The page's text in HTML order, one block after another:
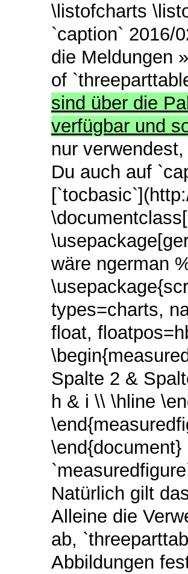
\listofcharts
`caption` 2016/
die Meldungen
of
sind über die
verfügbar und
nur
Du auch auf
wäre ngerman
types=charts,
float,
Spalte 2 &
h & i \\ \hline
Natürlich gilt
Alleine die
ab,
Abbildungen